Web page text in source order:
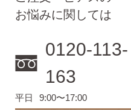
お悩みに関しては
0120-113-
163
平日 9:00〜17:00